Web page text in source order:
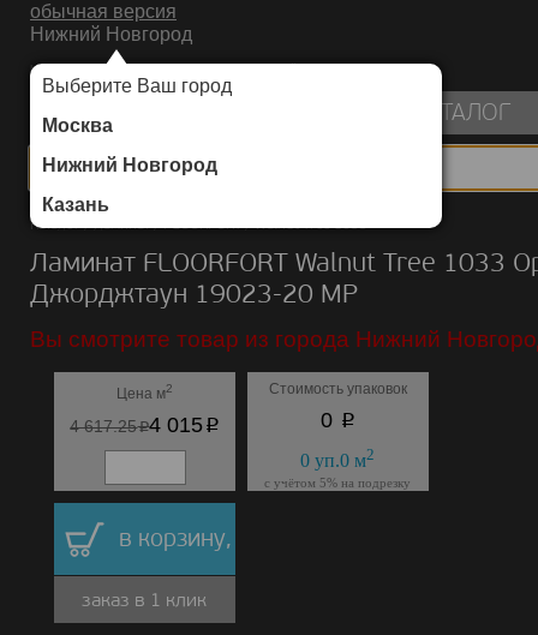
обычная версия
Нижний Новгород
Выберите Ваш город
Москва
Нижний Новгород
Казань
ИНТЕРНЕТ-МАГАЗИН НАПОЛЬНЫХ ПОКРЫТИЙ
КАТАЛОГ
Каталог/Ламинат/FLOORFORT/Walnut Tree 1033
Ламинат FLOORFORT Walnut Tree 1033
Джорджтаун 19023-20 MP
Вы смотрите товар из города Нижний
Цена м2
4 617.25p4 015p
Стоимость упаковок
0 p
0 уп.0 м2
с учётом 5% на подрезку
в корзину,
заказ в 1 клик